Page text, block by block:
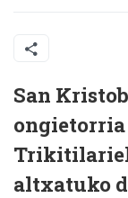
San
altxatuko